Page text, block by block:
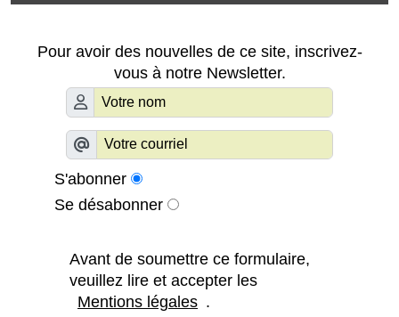
Pour avoir des nouvelles de ce site, inscrivez-
vous à notre Newsletter.
S'abonner
Se désabonner
Avant de soumettre ce formulaire,
veuillez lire et accepter les
Mentions légales .